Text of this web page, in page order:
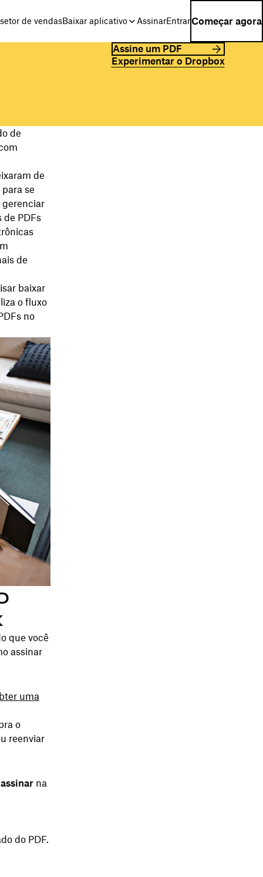
de vendasBaixar aplicativo AssinarEntrarComeçar agora
Assine um PDF
Experimentar o Dropbox
de
de
se
gerenciar
PDFs
de
baixar
o fluxo
no
que você
assinar
uma
o
reenviar
na
do PDF.